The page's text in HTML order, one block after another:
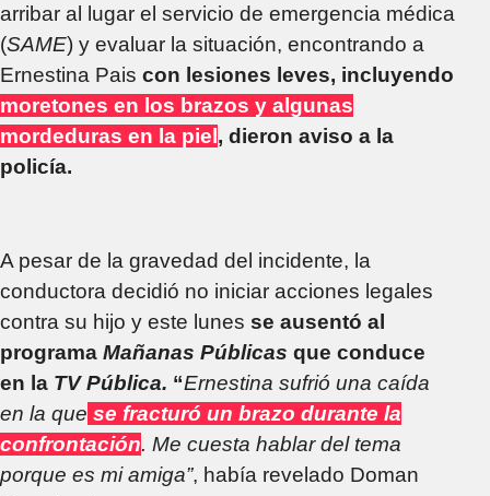
arribar al lugar el servicio de emergencia médica
(SAME) y evaluar la situación, encontrando a
Ernestina Pais con lesiones leves, incluyendo
moretones en los brazos y algunas
mordeduras en la piel , dieron aviso a la
policía.
A pesar de la gravedad del incidente, la
conductora decidió no iniciar acciones legales
contra su hijo y este lunes se ausentó al
programa Mañanas Públicas que conduce
en la TV Pública. “Ernestina sufrió una caída
en la que se fracturó un brazo durante la
confrontación. Me cuesta hablar del tema
porque es mi amiga”, había revelado Doman